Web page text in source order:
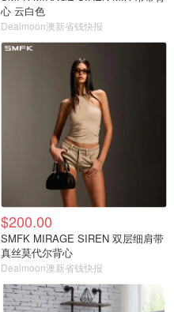
心 云白色
Dealmoon澳新省钱快报
$200.00
SMFK MIRAGE SIREN 双层细肩带
真丝莫代尔背心
Dealmoon澳新省钱快报